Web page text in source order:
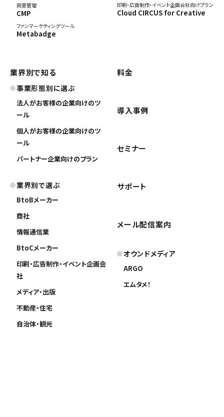
同意管理
CMP
ファンマーケティングツール
Metabadge
印刷・広告制作・イベント企画会社向けプラン
Cloud CIRCUS for Creative
業界別で知る
事業形態別に選ぶ
法人がお客様の企業向けのツ
ール
個人がお客様の企業向けのツ
ール
パートナー企業向けのプラン
業界別で選ぶ
BtoBメーカー
商社
情報通信業
BtoCメーカー
印刷・広告制作・イベント企画会
社
メディア・出版
不動産・住宅
自治体・観光
料金
導入事例
セミナー
サポート
メール配信案内
オウンドメディア
ARGO
エムタメ！